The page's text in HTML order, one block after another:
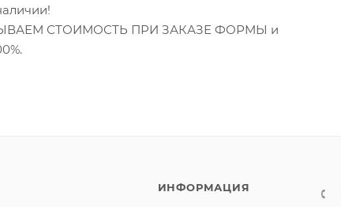
СТОИМОСТЬ ПРИ ЗАКАЗЕ ФОРМЫ и
ИНФОРМАЦИЯ